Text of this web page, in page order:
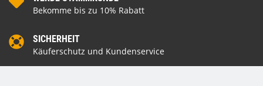
Bekomme bis zu 10% Rabatt
SICHERHEIT
Käuferschutz und Kundenservice